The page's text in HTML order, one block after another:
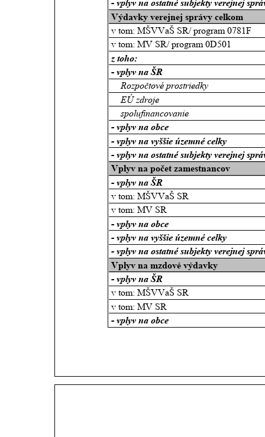
- vplyv na ostatné subjekty verejnej
Výdavky verejnej správy celkom
v tom: MŠVVaŠ SR/ program 0781F
v tom: MV SR/ program 0D501
z toho:
- vplyv na ŠR
Rozpočtové prostriedky
    EÚ zdroje
    spolufinancovanie
- vplyv na obce
- vplyv na vyššie územné celky
- vplyv na ostatné subjekty verejnej
Vplyv na počet zamestnancov
- vplyv na ŠR
v tom: MŠVVaŠ SR
v tom: MV SR
- vplyv na obce
- vplyv na vyššie územné celky
- vplyv na ostatné subjekty verejnej
Vplyv na mzdové výdavky
- vplyv na ŠR
v tom: MŠVVaŠ SR
v tom: MV SR
- vplyv na obce